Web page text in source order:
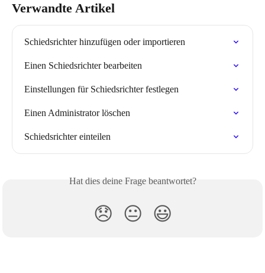
Verwandte Artikel
Schiedsrichter hinzufügen oder importieren
Einen Schiedsrichter bearbeiten
Einstellungen für Schiedsrichter festlegen
Einen Administrator löschen
Schiedsrichter einteilen
Hat dies deine Frage beantwortet?
😞 😐 😃